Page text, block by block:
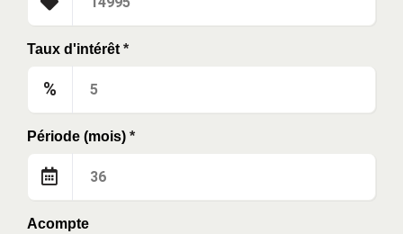
Taux d'intérêt *
%
Période (mois) *
Acompte